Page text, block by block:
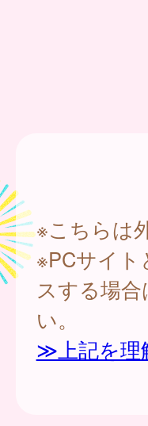
※こちらは
※PCサイ
スする場
い。
≫上記を理